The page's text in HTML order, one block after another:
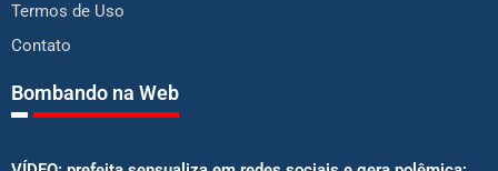
Termos de Uso
Contato
Bombando na Web